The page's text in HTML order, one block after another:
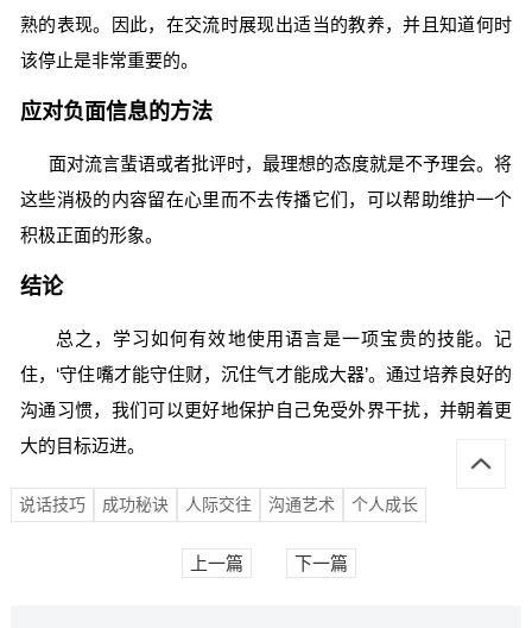
熟的表现。因此，在交流时展现出适当的教养，并且知道何时
该停止是非常重要的。
应对负面信息的方法
面对流言蜚语或者批评时，最理想的态度就是不予理会。将
这些消极的内容留在心里而不去传播它们，可以帮助维护一个
积极正面的形象。
结论
总之，学习如何有效地使用语言是一项宝贵的技能。记
住，‘守住嘴才能守住财，沉住气才能成大器’。通过培养良好的
沟通习惯，我们可以更好地保护自己免受外界干扰，并朝着更
大的目标迈进。
说话技巧 成功秘诀 人际交往 沟通艺术 个人成长
上一篇 下一篇